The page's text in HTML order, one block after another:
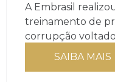
A Embrasil
treinamento de
corrupção voltado
SAIBA MAIS